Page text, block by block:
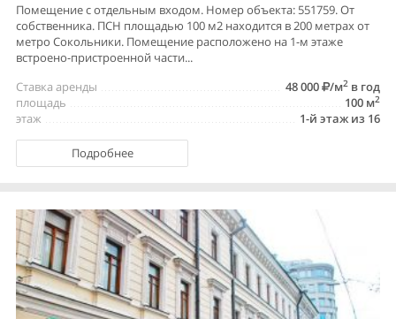
Помещение с отдельным входом. Номер объекта: 551759. От
собственника. ПСН площадью 100 м2 находится в 200 метрах от
метро Сокольники. Помещение расположено на 1-м этаже
встроено-пристроенной части...
48 000
/м2 в год
Ставка аренды
100 м2
площадь
1-й этаж из 16
этаж
Подробнее